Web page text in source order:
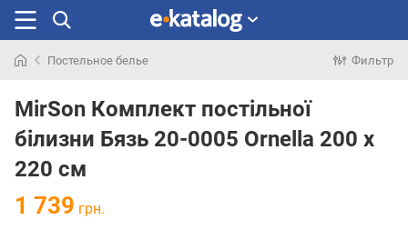
раньше
Постельное белье Фильтр
MirSon Комплект постільної
білизни Бязь 20-0005 Ornella 200 x
220 см
1 739 грн.